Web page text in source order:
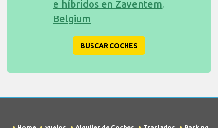
e híbridos en Zaventem,
Belgium
BUSCAR COCHES